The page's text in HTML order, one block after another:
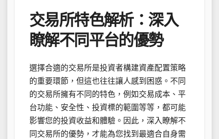
交易所特色解析：深入
瞭解不同平台的優勢
選擇合適的交易所是投資者構建資產配置策略
的重要環節，但這也往往讓人感到困惑。不同
的交易所擁有不同的特色，例如交易成本、平
台功能、安全性、投資標的範圍等等，都可能
影響您的投資收益和體驗。因此，深入瞭解不
同交易所的優勢，才能為您找到最適合自身需